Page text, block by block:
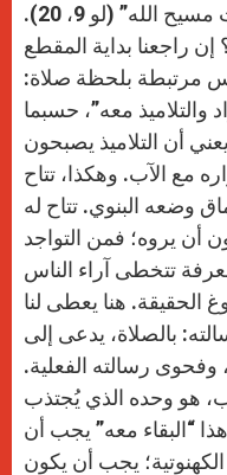
رأي الناس بيسوع، فيقول: “أنت مسيح الله” (لو 9، 20).
راجعنا بداية المقطع
مرتبطة بلحظة صلاة:
معه”، حسبما
لوقا (9، 18). هذا يعني أن التلاميذ يصبحون
مع الآب. وهكذا، تتاح
وضعه البنوي. تتاح له
أن يروه؛ فمن التواجد
تتخطى آراء الناس
الحقيقة. هنا يعطى لنا
بالصلاة، يدعى إلى
وفحوى رسالته الفعلية.
هو وحده الذي يُجتذب
“البقاء معه” يجب أن
يجب أن يكون